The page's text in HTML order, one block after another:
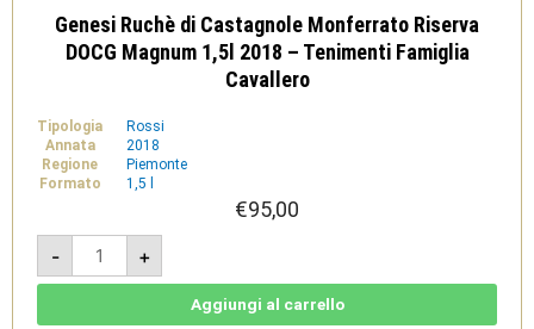
Genesi Ruchè di Castagnole Monferrato Riserva
DOCG Magnum 1,5l 2018 – Tenimenti Famiglia
Cavallero
Tipologia
Rossi
Annata
2018
Regione
Piemonte
Formato
1,5 l
€95,00
-
Genesi
Ruchè
di
Castagnole
+
Aggiungi al carrello